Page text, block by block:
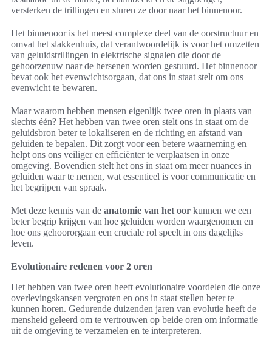
versterken de trillingen en sturen ze door naar het binnenoor.
Het binnenoor is het meest complexe deel van de oorstructuur en
omvat het slakkenhuis, dat verantwoordelijk is voor het omzetten
van geluidstrillingen in elektrische signalen die door de
gehoorzenuw naar de hersenen worden gestuurd. Het binnenoor
bevat ook het evenwichtsorgaan, dat ons in staat stelt om ons
evenwicht te bewaren.
Maar waarom hebben mensen eigenlijk twee oren in plaats van
slechts één? Het hebben van twee oren stelt ons in staat om de
geluidsbron beter te lokaliseren en de richting en afstand van
geluiden te bepalen. Dit zorgt voor een betere waarneming en
helpt ons ons veiliger en efficiënter te verplaatsen in onze
omgeving. Bovendien stelt het ons in staat om meer nuances in
geluiden waar te nemen, wat essentieel is voor communicatie en
het begrijpen van spraak.
Met deze kennis van de anatomie van het oor kunnen we een
beter begrip krijgen van hoe geluiden worden waargenomen en
hoe ons gehoororgaan een cruciale rol speelt in ons dagelijks
leven.
Evolutionaire redenen voor 2 oren
Het hebben van twee oren heeft evolutionaire voordelen die onze
overlevingskansen vergroten en ons in staat stellen beter te
kunnen horen. Gedurende duizenden jaren van evolutie heeft de
mensheid geleerd om te vertrouwen op beide oren om informatie
uit de omgeving te verzamelen en te interpreteren.